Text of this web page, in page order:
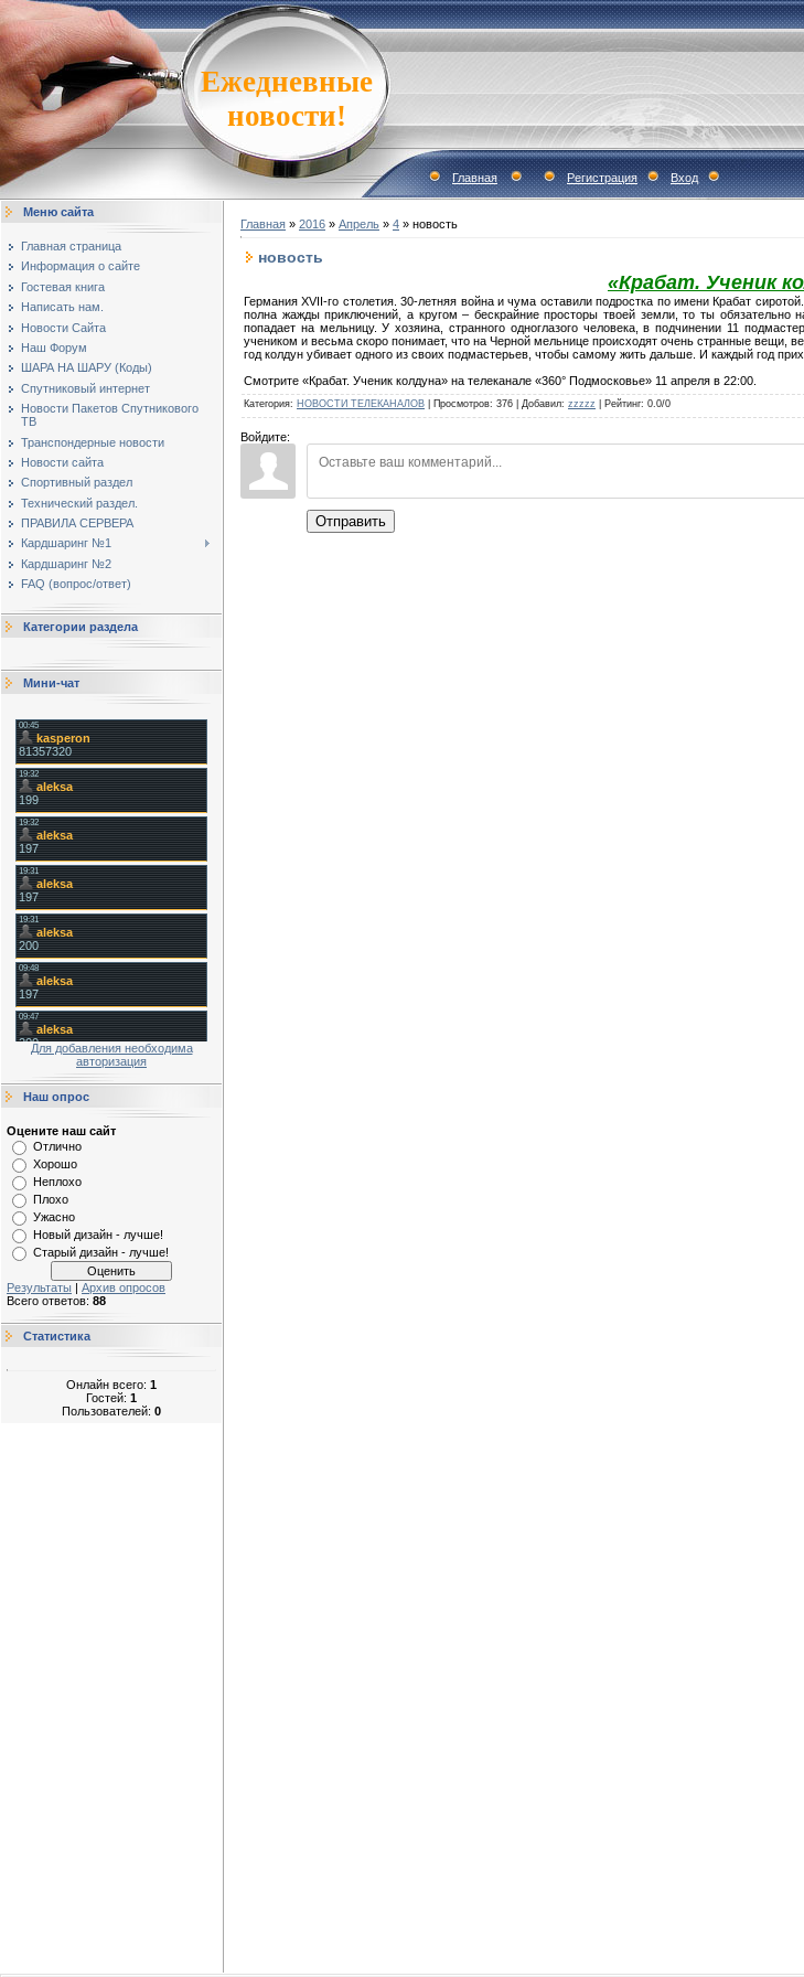
Ежедневные
новости!
Главная Регистрация Вход
Меню сайта
Главная страница
Информация о сайте
Гостевая книга
Написать нам.
Новости Сайта
Наш Форум
ШАРА НА ШАРУ (Коды)
Спутниковый интернет
Новости Пакетов Спутникового
ТВ
Транспондерные новости
Новости сайта
Спортивный раздел
Технический раздел.
ПРАВИЛА СЕРВЕРА
Кардшаринг №1
Кардшаринг №2
FAQ (вопрос/ответ)
Категории раздела
Мини-чат
Для добавления необходима
авторизация
Наш опрос
Оцените наш сайт
Отлично
Хорошо
Неплохо
Плохо
Ужасно
Новый дизайн - лучше!
Старый дизайн - лучше!
Результаты | Архив опросов
Всего ответов: 88
Статистика
Онлайн всего: 1
Гостей: 1
Пользователей: 0
Главная » 2016 » Апрель » 4 » новость
новость
«Крабат. Ученик
Германия XVII-го столетия. 30-летняя война и чума оставили подростка по имени Крабат
полна жажды приключений, а кругом – бескрайние просторы твоей земли, то ты
попадает на мельницу. У хозяина, странного одноглазого человека, в подчинении 11
учеником и весьма скоро понимает, что на Черной мельнице происходят очень странные вещи,
год колдун убивает одного из своих подмастерьев, чтобы самому жить дальше. И каждый год
Смотрите «Крабат. Ученик колдуна» на телеканале «360° Подмосковье» 11 апреля в 22:00.
Категория: НОВОСТИ ТЕЛЕКАНАЛОВ Просмотров: 376 Добавил: zzzzz Рейтинг: 0.0/0
Войдите:
Отправить